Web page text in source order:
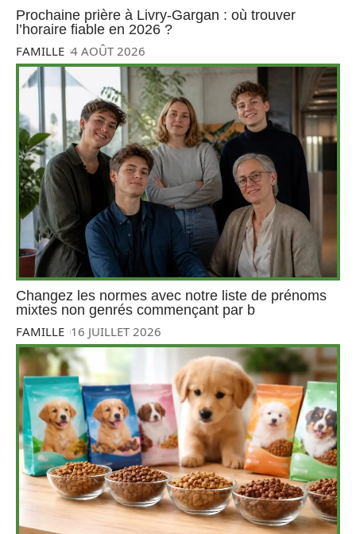
Prochaine prière à Livry-Gargan : où trouver
l’horaire fiable en 2026 ?
FAMILLE 4 AOÛT 2026
Changez les normes avec notre liste de prénoms
mixtes non genrés commençant par b
FAMILLE 16 JUILLET 2026